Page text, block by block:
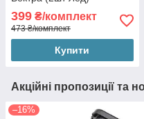
399 ₴/комплект
473 ₴/комплект
Купити
Акційні пропозиції та
–16%